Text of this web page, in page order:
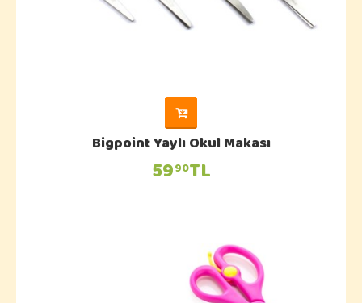
Bigpoint Yaylı Okul Makası
5990TL